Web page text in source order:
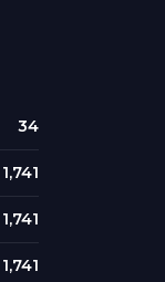
34
1,741
1,741
1,741